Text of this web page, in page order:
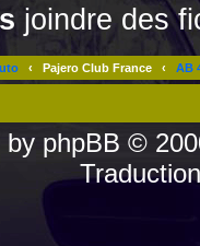
joindre des
‹ Pajero Club France ‹ AB
by phpBB ©